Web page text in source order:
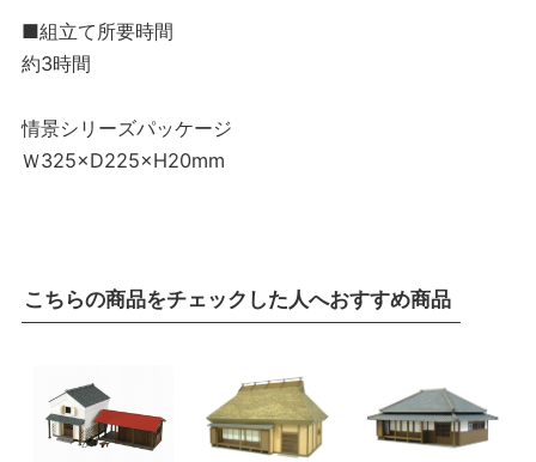
■組立て所要時間
約3時間
情景シリーズパッケージ
Ｗ325×D225×H20mm
こちらの商品をチェックした人へおすすめ商品